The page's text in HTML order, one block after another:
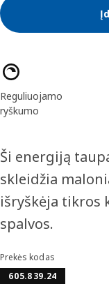
Prekės savybės
Reguliuojamo
ryškumo
Ši energiją
skleidžia
išryškėja tikros
spalvos.
Prekės kodas
605.839.24